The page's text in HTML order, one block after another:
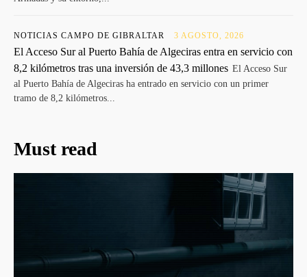
NOTICIAS CAMPO DE GIBRALTAR 3 AGOSTO, 2026
El Acceso Sur al Puerto Bahía de Algeciras entra en servicio con
8,2 kilómetros tras una inversión de 43,3 millones El Acceso Sur
al Puerto Bahía de Algeciras ha entrado en servicio con un primer
tramo de 8,2 kilómetros...
Must read